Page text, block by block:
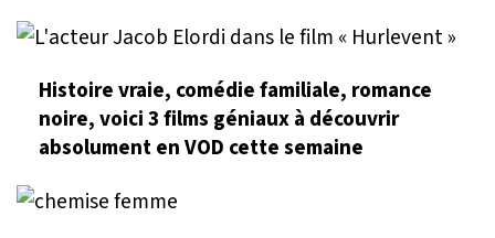
Histoire vraie, comédie familiale, romance
noire, voici 3 films géniaux à découvrir
absolument en VOD cette semaine